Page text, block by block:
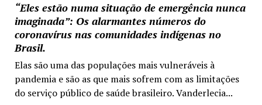
“Eles estão numa situação de emergência nunca
imaginada”: Os alarmantes números do
coronavírus nas comunidades indígenas no
Brasil.
Elas são uma das populações mais vulneráveis à
pandemia e são as que mais sofrem com as limitações
do serviço público de saúde brasileiro. Vanderlecia...